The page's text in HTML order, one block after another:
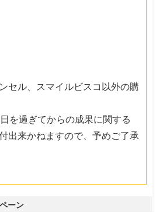
セル、スマイルビスコ以外の購
を過ぎてからの成果に関する
出来かねますので、予めご了承
ーン